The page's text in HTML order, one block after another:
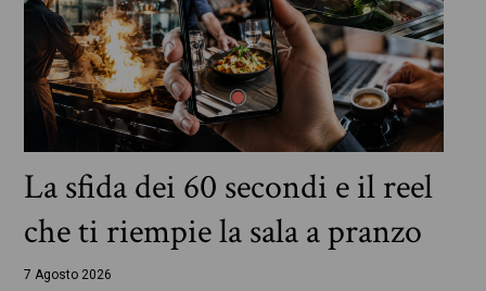
La sfida dei 60 secondi e il reel
che ti riempie la sala a pranzo
7 Agosto 2026